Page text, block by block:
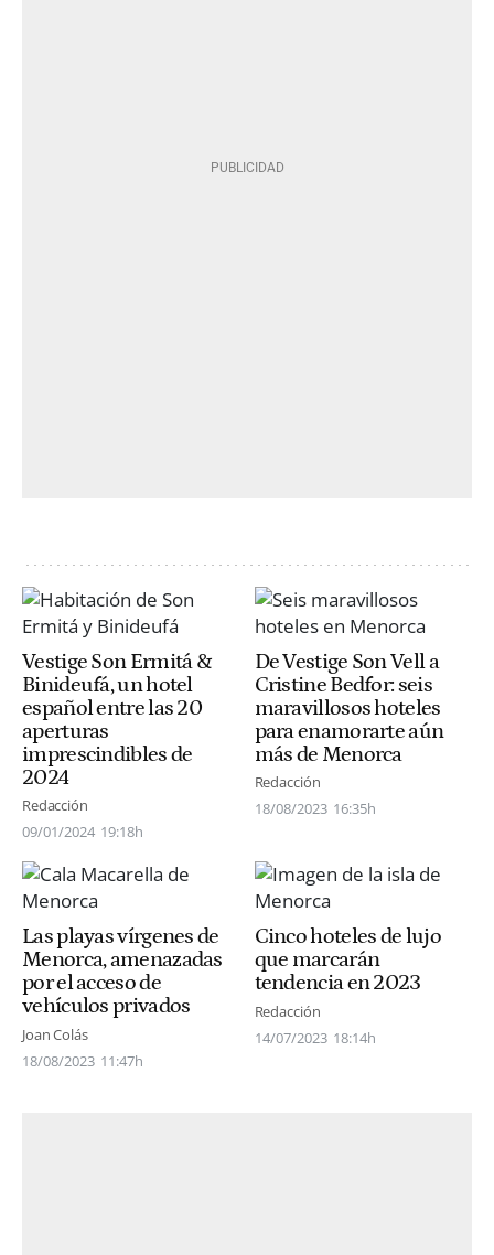
Vestige Son Ermitá &
Binideufá, un hotel
español entre las 20
aperturas
imprescindibles de
2024
Redacción
09/01/2024 19:18h
De Vestige Son Vell a
Cristine Bedfor: seis
maravillosos hoteles
para enamorarte aún
más de Menorca
Redacción
18/08/2023 16:35h
Las playas vírgenes de
Menorca, amenazadas
por el acceso de
vehículos privados
Joan Colás
18/08/2023 11:47h
Cinco hoteles de lujo
que marcarán
tendencia en 2023
Redacción
14/07/2023 18:14h